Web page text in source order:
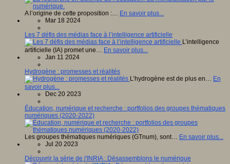
A l’origine de cette proposition :… En savoir plus...
Mar 18 2024
Les 7 défis des médias face à l’intelligence artificielle
L’intelligence
artificielle (IA) promet une… En savoir plus...
Jan 11 2024
Hydrogène : promesses et réalités
L’hydrogène est de plus en… En
savoir plus...
Dec 20 2023
Éducation, numérique et recherche : portfolios des groupes thématiques
numériques (2020-2022)
Les groupes thématiques numériques (GTnum), sont… En savoir plus...
Jul 20 2023
Découvrir la série de l'INRIA : Désassemblons le numérique